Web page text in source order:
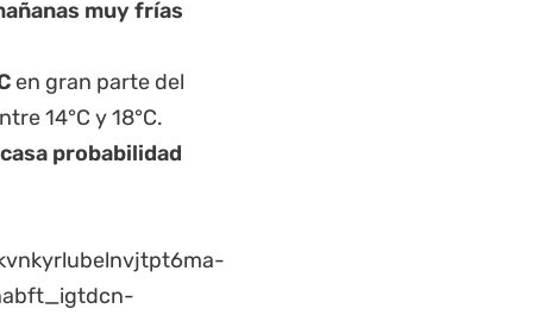
muy frías
en gran parte del
14°C y 18°C.
probabilidad